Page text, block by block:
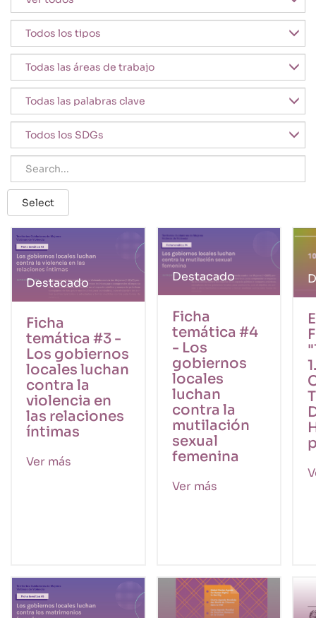
Tipo de documento
Área de trabajo
Palabras clave
SDGs
Search
Select
Destacado
Ficha
temática #3 -
Los gobiernos
locales luchan
contra la
violencia en
las relaciones
íntimas
Ver más
Destacado
Ficha
temática #4
- Los
gobiernos
locales
luchan
contra la
mutilación
sexual
femenina
Ver más